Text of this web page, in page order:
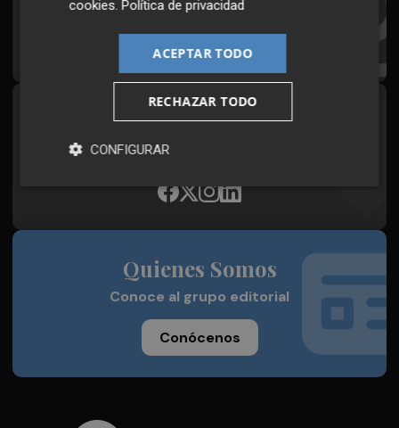
Síguenos en redes
Plaza Podcast, desde cualquier medio
Quienes Somos
Conoce al grupo editorial
Conócenos
cookies.Política de privacidad
ACEPTAR TODO
RECHAZAR TODO
CONFIGURAR